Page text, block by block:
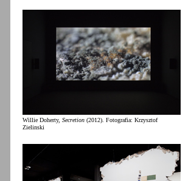
Willie Doherty, Secretion (2012). Fotografia: Krzysztof
Zielinski